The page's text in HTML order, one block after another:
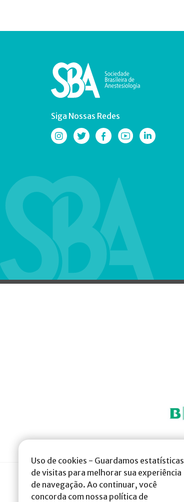
Uso de cookies - Guardamos estatísticas
de visitas para melhorar sua experiência
de navegação. Ao continuar, você
concorda com nossa política de
Siga Nossas Redes